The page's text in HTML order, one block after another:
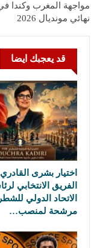
مواجهة المغرب وكندا
نهائي مونديال 2026
قد يعجبك ايضا
اختيار بشرى
الفريق الانتخابي
الاتحاد الدولي
مرشحة لمنصب…